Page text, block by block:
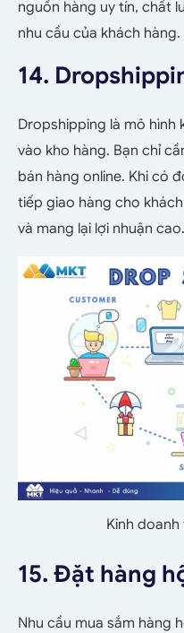
nguồn hàng uy tín, chất
nhu cầu của khách hàng.
14.
Dropshipping là mô hình
vào kho hàng. Bạn chỉ
bán hàng online. Khi có
tiếp giao hàng cho
và mang lại lợi nhuận cao.
Kinh
15. Đặt hàng
Nhu cầu mua sắm hàng